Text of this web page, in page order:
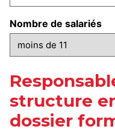
Nombre de salariés
structure
dossier